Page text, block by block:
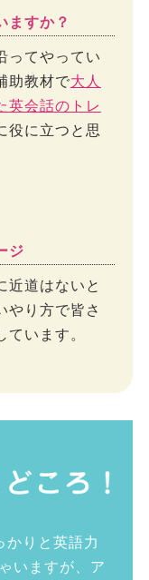
ますか？
ってやってい
助教材で大人
英会話のトレ
役に立つと思
ジ
近道はないと
やり方で皆さ
います。
かりと英語力
いますが、ア